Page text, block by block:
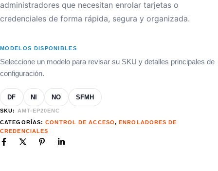
administradores que necesitan enrolar tarjetas o
credenciales de forma rápida, segura y organizada.
MODELOS DISPONIBLES
Seleccione un modelo para revisar su SKU y detalles principales de
configuración.
DF NI NO SFMH
SKU:
AMT-EP20ENC
CATEGORÍAS:CONTROL DE ACCESO,ENROLADORES DE
CREDENCIALES